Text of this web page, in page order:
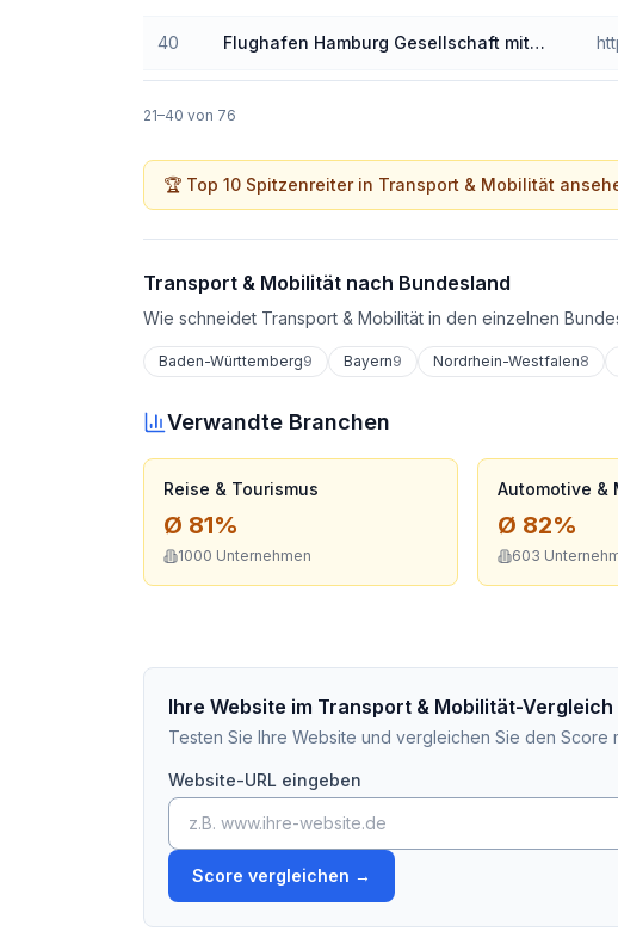
40
Flughafen Hamburg Gesellschaft mit
21–40 von 76
🏆 Top 10 Spitzenreiter in Transport & Mobilität
Transport & Mobilität nach Bundesland
Wie schneidet Transport & Mobilität in den einzelnen
Baden-Württemberg9 Bayern9 Nordrhein-Westfalen8
Verwandte Branchen
Reise & Tourismus
Ø 81%
1000 Unternehmen
Automotive &
Ø 82%
603
Ihre Website im Transport & Mobilität-Vergleich
Testen Sie Ihre Website und vergleichen Sie den Score
Website-URL eingeben
Score vergleichen →